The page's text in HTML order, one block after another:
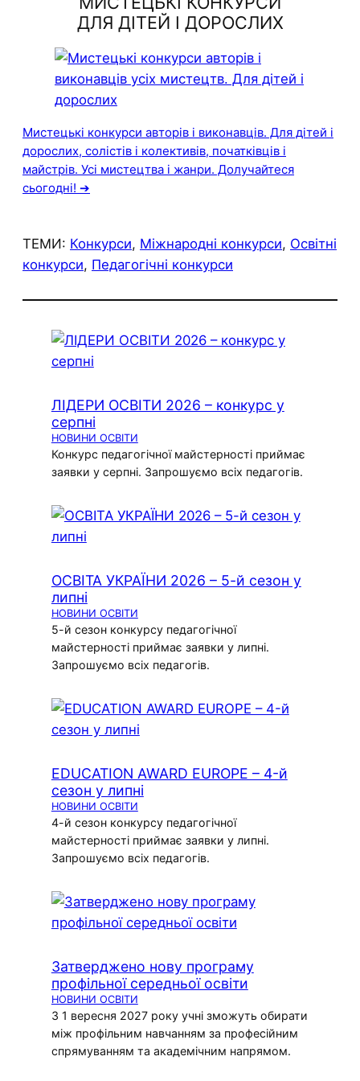
ДЛЯ ДІТЕЙ І ДОРОСЛИХ
Мистецькі конкурси авторів і виконавців. Для дітей і
дорослих, солістів і колективів, початківців і
майстрів. Усі мистецтва і жанри. Долучайтеся
сьогодні! ➔
ТЕМИ: Конкурси, Міжнародні конкурси, Освітні
конкурси, Педагогічні конкурси
ЛІДЕРИ ОСВІТИ 2026 – конкурс у
серпні
НОВИНИ ОСВІТИ
Конкурс педагогічної майстерності приймає
заявки у серпні. Запрошуємо всіх педагогів.
ОСВІТА УКРАЇНИ 2026 – 5-й сезон у
липні
НОВИНИ ОСВІТИ
5-й сезон конкурсу педагогічної
майстерності приймає заявки у липні.
Запрошуємо всіх педагогів.
EDUCATION AWARD EUROPE – 4-й
сезон у липні
НОВИНИ ОСВІТИ
4-й сезон конкурсу педагогічної
майстерності приймає заявки у липні.
Запрошуємо всіх педагогів.
Затверджено нову програму
профільної середньої освіти
НОВИНИ ОСВІТИ
З 1 вересня 2027 року учні зможуть обирати
між профільним навчанням за професійним
спрямуванням та академічним напрямом.